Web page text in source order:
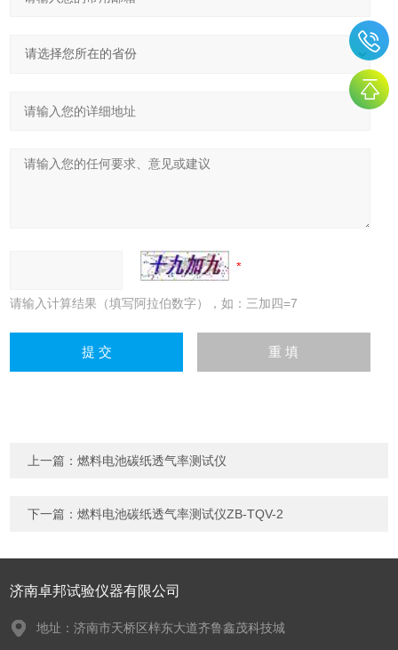
请输入计算结果（填写阿拉伯数字），如：三加四=7
上一篇：燃料电池碳纸透气率测试仪
下一篇：燃料电池碳纸透气率测试仪ZB-TQV-2
济南卓邦试验仪器有限公司
地址：济南市天桥区梓东大道齐鲁鑫茂科技城